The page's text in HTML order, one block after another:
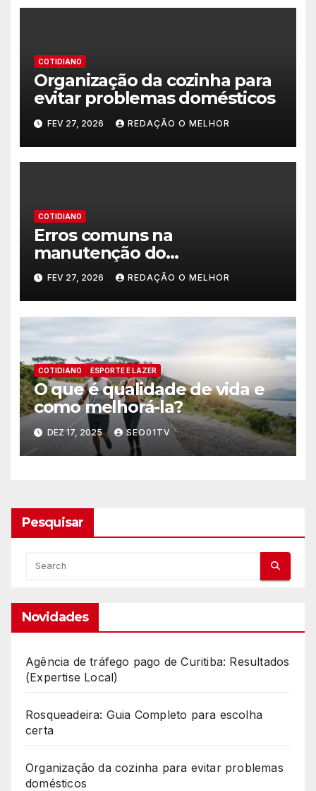
COTIDIANO
Organização da cozinha para
evitar problemas domésticos
FEV 27, 2026 REDAÇÃO O MELHOR
COTIDIANO
Erros comuns na
manutenção do
encanamento residencial
FEV 27, 2026 REDAÇÃO O MELHOR
COTIDIANO ESPORTE E LAZER
O que é qualidade de vida e
como melhorá-la?
DEZ 17, 2025 SEO01TV
Pesquisar
Novidades
Agência de tráfego pago de Curitiba: Resultados
(Expertise Local)
Rosqueadeira: Guia Completo para escolha
certa
Organização da cozinha para evitar problemas
domésticos